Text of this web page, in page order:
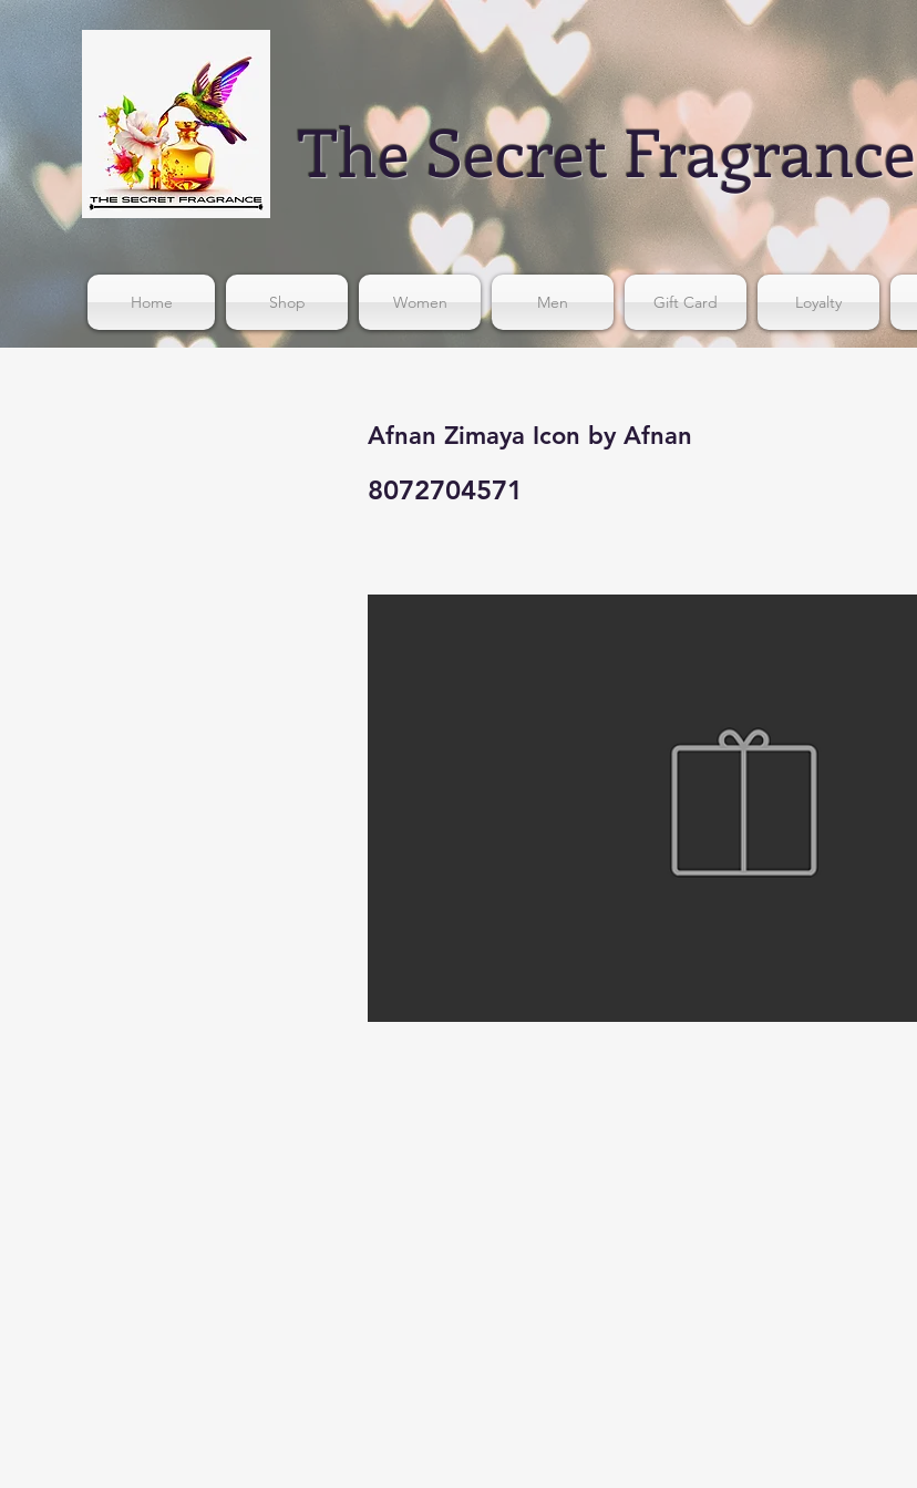
The Secret Fragrance
Home Shop Women Men Gift Card Loyalty
Afnan Zimaya Icon by Afnan
8072704571